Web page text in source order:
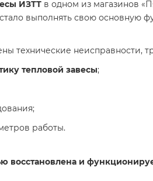
ИЗТТ в одном из магазинов
выполнять свою основную
технические
тепловой завесы;
работы.
восстановлена и